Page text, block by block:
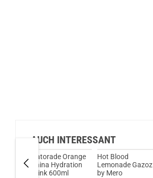
AUCH INTERESSANT
Gatorade Orange
China Hydration
Drink 600ml
Hot Blood
Lemonade Gazoz
by Mero